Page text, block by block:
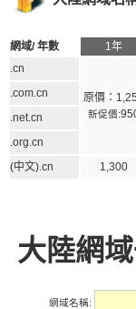
網域/ 年數 1年
.cn
原價：
新促價:
.com.cn
.net.cn
.org.cn
(中文).cn
1,300
大陸網
網域名稱: